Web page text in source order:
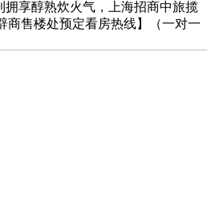
拥享醇熟炊火气，上海招商中旅揽
售楼处预定看房热线】（一对一